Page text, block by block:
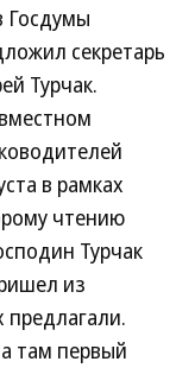
Госдумы
секретарь
Турчак.
в рамках
чтению
Турчак
из
предлагали.
там первый